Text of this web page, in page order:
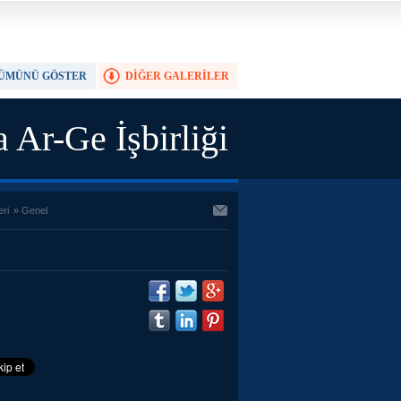
DİĞER GALERİLER
GÖSTER
Ar-Ge İşbirliği
» Genel